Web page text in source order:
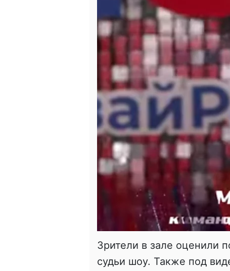
Зрители в зале оценили
судьи шоу. Также под